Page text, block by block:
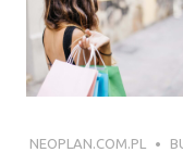
NEOPLAN.COM.PL